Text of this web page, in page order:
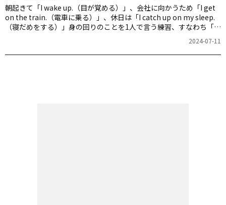
朝起きて「I wake up.（目が覚める）」、会社に向かうため「I get
on the train.（電車に乗る）」、休日は「I catch up on my sleep.
（寝だめをする）」――身の回りのことを1人で言う練習、すなわち「つ
ぶやき練習」を繰り返して英語力を高めていく。それが、アルクの
超ロングセラー「起きてから寝るまで英語表現」シリーズです。今
回、『新装版 起きてから寝るまで英語表現1000』の刊行を記念し
2024-07-11